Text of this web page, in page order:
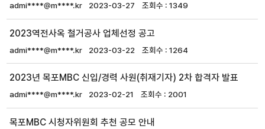
admi****@m****.kr 2023-03-27 1349
2023역전사옥 철거공사 업체선정 공고
admi****@m****.kr 2023-03-22 1264
2023년 목포MBC 신입/경력 사원(취재기자) 2차 합격자 발표
admi****@m****.kr 2023-02-21 2001
목포MBC 시청자위원회 추천 공모 안내